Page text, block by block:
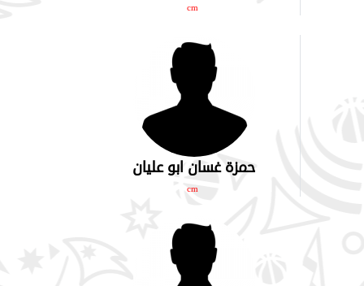
cm
حمزة غسان ابو عليان
cm